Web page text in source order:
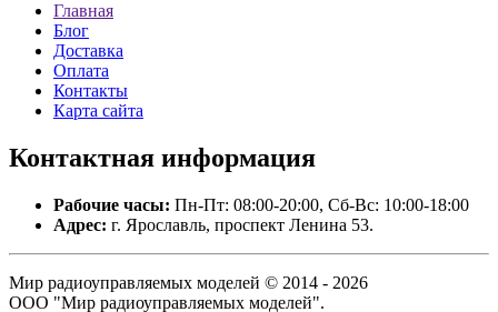
Главная
Блог
Доставка
Оплата
Контакты
Карта сайта
Контактная информация
Рабочие часы: Пн-Пт: 08:00-20:00, Сб-Вс: 10:00-18:00
Адрес: г. Ярославль, проспект Ленина 53.
Мир радиоуправляемых моделей © 2014 - 2026
ООО "Мир радиоуправляемых моделей".